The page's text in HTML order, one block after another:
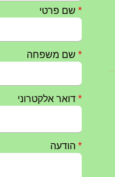
מופע הגבעטרון ב 10.10.2024 נדחה בשל המצב הבטחוני
חרבות ברזל – הודעה 1 – 14.10.2023